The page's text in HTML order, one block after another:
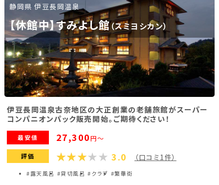
プラン詳細を見る
静岡県 伊豆長岡温泉
【休館中】すみよし館（スミヨシカン）
伊豆長岡温泉古奈地区の大正創業の老舗旅館がスーパー
コンパニオンパック販売開始。ご期待ください！
最安値 27,300円～
評価 3.0 （口コミ1件）
#露天風呂 #貸切風呂 #クラブ #繁華街